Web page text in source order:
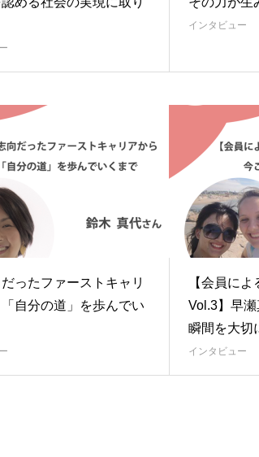
インタビュー
ったファーストキャリ
自分の道」を歩んでい
【会員に
Vol.3】早
瞬間を大切
インタビュー